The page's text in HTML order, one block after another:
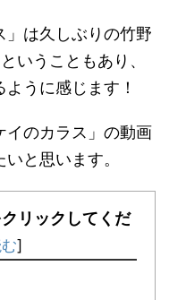
」は久しぶりの竹野
いうこともあり、
うに感じます！
イのカラス」の動画
と思います。
リックしてくだ
]